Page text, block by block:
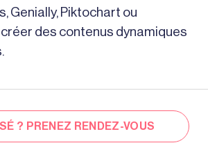
Genially, Piktochart ou
des contenus dynamiques
? PRENEZ RENDEZ-VOUS